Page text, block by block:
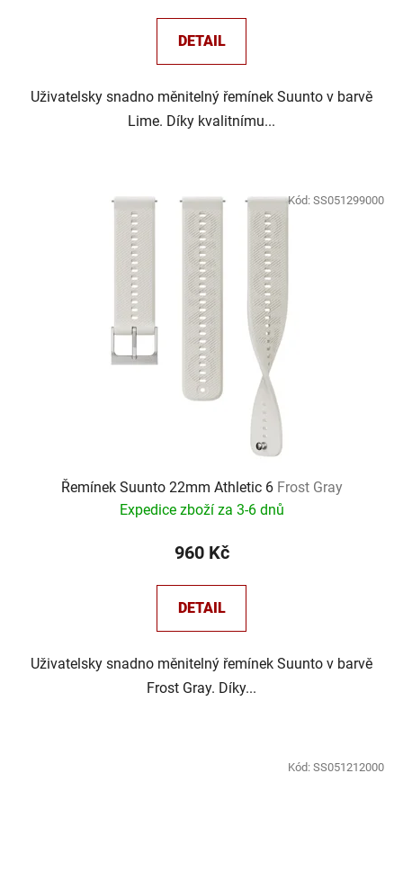
DETAIL
Uživatelsky snadno měnitelný řemínek Suunto v barvě
Lime. Díky kvalitnímu...
Řemínek Suunto 22mm Athletic 6 Frost Gray
Expedice zboží za 3-6 dnů
960 Kč
DETAIL
Uživatelsky snadno měnitelný řemínek Suunto v barvě
Frost Gray. Díky...
Kód: SS051299000
Kód: SS051212000